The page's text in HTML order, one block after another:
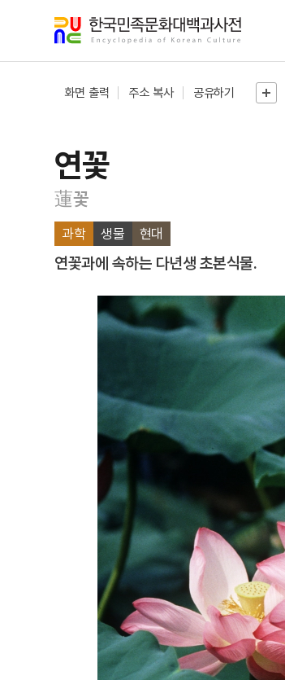
화면 출력 주소 복사 공유하기
연꽃
蓮꽃
과학 생물 현대
연꽃과에 속하는 다년생 초본식물.